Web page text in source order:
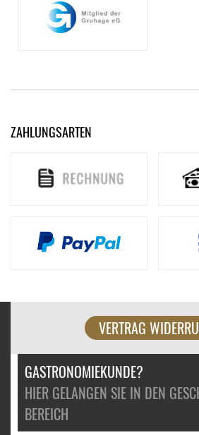
ZAHLUNGSARTEN
VERTRAG
GASTRONOMIEKUNDE?
HIER GELANGEN SIE IN DEN
BEREICH